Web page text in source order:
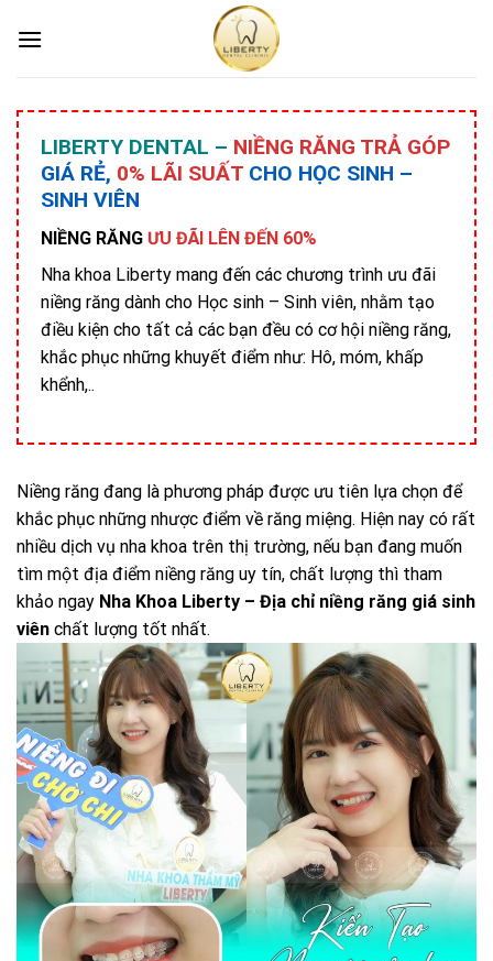
LIBERTY DENTAL – NIỀNG RĂNG TRẢ GÓP
GIÁ RẺ, 0% LÃI SUẤT CHO HỌC SINH –
SINH VIÊN
NIỀNG RĂNG ƯU ĐÃI LÊN ĐẾN 60%
Nha khoa Liberty mang đến các chương trình ưu đãi
niềng răng dành cho Học sinh – Sinh viên, nhằm tạo
điều kiện cho tất cả các bạn đều có cơ hội niềng răng,
khắc phục những khuyết điểm như: Hô, móm, khấp
khểnh,..
Niềng răng đang là phương pháp được ưu tiên lựa chọn để
khắc phục những nhược điểm về răng miệng. Hiện nay có rất
nhiều dịch vụ nha khoa trên thị trường, nếu bạn đang muốn
tìm một địa điểm niềng răng uy tín, chất lượng thì tham
khảo ngay Nha Khoa Liberty – Địa chỉ niềng răng giá sinh
viên chất lượng tốt nhất.